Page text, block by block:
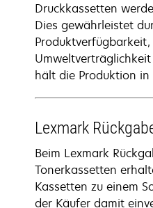
Druckkassetten
Dies gewährleistet
hält die Produktion in
Lexmark
Beim Lexmark
Tonerkassetten
Kassetten zu einem
der Käufer damit